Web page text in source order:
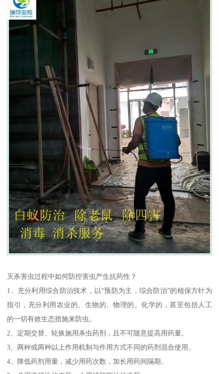
灭杀害虫过程中如何防控害虫产生抗药性？
1、充分利用综合防治技术，以“预防为主，综合防治”的植保方针为
指引，充分利用农业的、生物的、物理的、化学的，甚至包括人工
的一切有效生态措施来防虫。
2、定期交替、轮换施用杀虫药剂，且不可随意提高用药量。
3、两种或两种以上作用机制与作用方式不同的药剂混合使用。
4、降低药剂用量，减少用药次数，加长用药间隔期。